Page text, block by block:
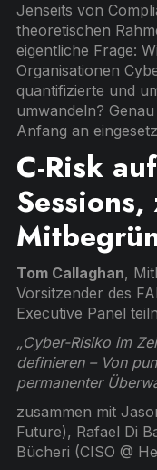
Jenseits von
theoretischen
eigentliche Frage:
Organisationen
quantifizierte und
umwandeln?
Anfang an
C-Risk
Sessions,
Tom Callaghan,
Vorsitzender des
Executive Panel
„Cyber-Risiko im
definieren – Von
permanenter
zusammen mit
Future), Rafael Di
Bücheri (CISO @